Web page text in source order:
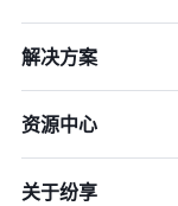
解决方案
资源中心
关于纷享